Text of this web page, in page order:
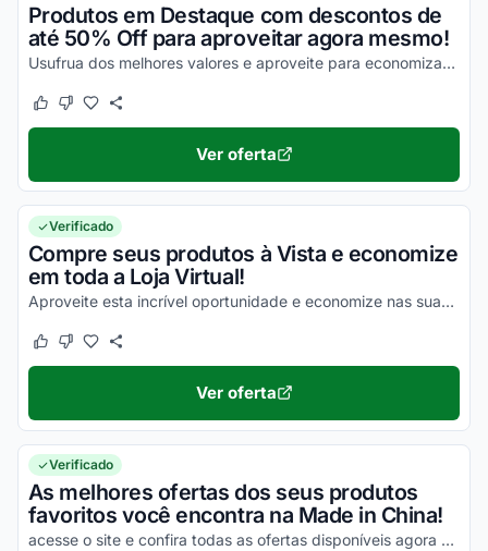
Produtos em Destaque com descontos de
até 50% Off para aproveitar agora mesmo!
Usufrua dos melhores valores e aproveite para economizar em todas as suas compras agora mesmo!
Este cupom funcionou
Este cupom não funcionou
Ver oferta
Verificado
Compre seus produtos à Vista e economize
em toda a Loja Virtual!
Aproveite esta incrível oportunidade e economize nas suas compras online da forma mais simplificada possível!
Este cupom funcionou
Este cupom não funcionou
Ver oferta
Verificado
As melhores ofertas dos seus produtos
favoritos você encontra na Made in China!
acesse o site e confira todas as ofertas disponíveis agora mesmo!